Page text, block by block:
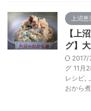
上沼
【上
グ】
グ 11月
レシピ
おから煮